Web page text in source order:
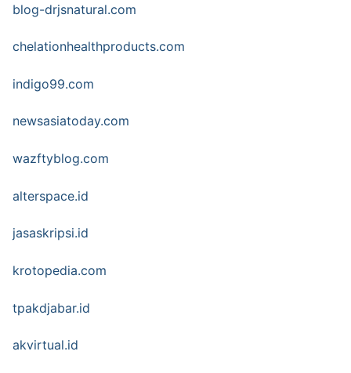
blog-drjsnatural.com
chelationhealthproducts.com
indigo99.com
newsasiatoday.com
wazftyblog.com
alterspace.id
jasaskripsi.id
krotopedia.com
tpakdjabar.id
akvirtual.id